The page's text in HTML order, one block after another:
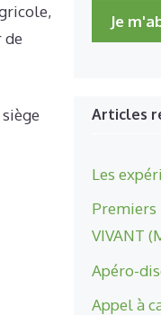
de
Articles
Les
Premiers
VIVANT
Apéro-
Appel à